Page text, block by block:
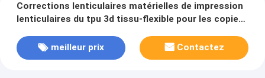
Corrections lenticulaires matérielles de impression
lenticulaires du tpu 3d tissu-flexible pour les copies
meilleur prix
Contactez